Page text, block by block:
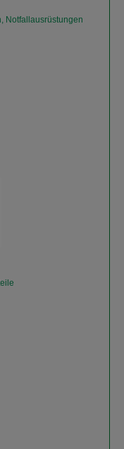
Notfallausrüstungen